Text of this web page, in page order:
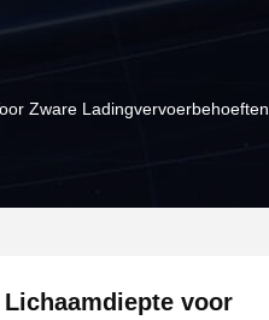
Zware Ladingvervoerbehoeften
voor